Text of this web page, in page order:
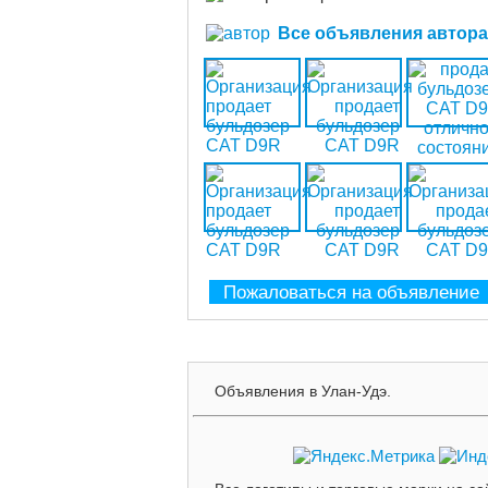
Все объявления автора
Пожаловаться на объявление
Объявления в Улан-Удэ.